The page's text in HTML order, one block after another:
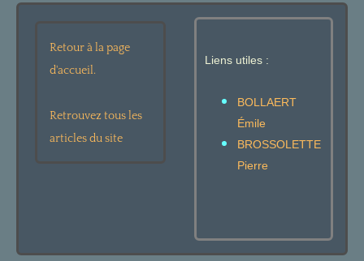
Retour à la page
d'accueil.
Retrouvez tous les
articles du site
Liens utiles :
BOLLAERT
Émile
BROSSOLETTE
Pierre